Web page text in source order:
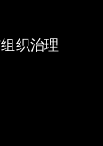
织治理